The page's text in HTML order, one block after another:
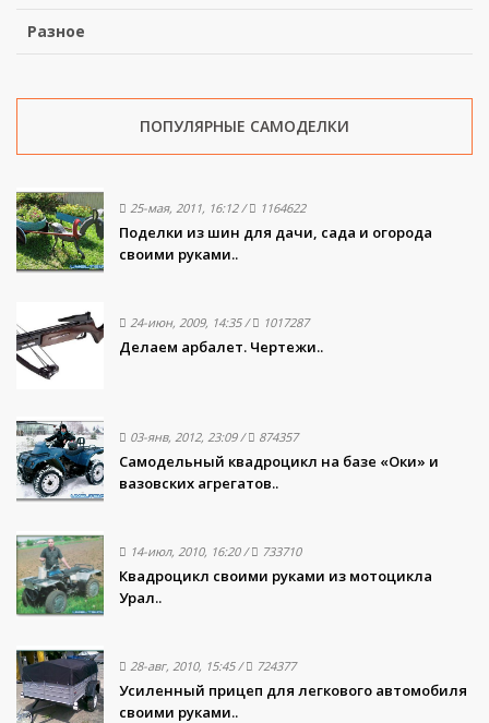
Разное
ПОПУЛЯРНЫЕ САМОДЕЛКИ
25-мая, 2011, 16:12/ 1164622
Поделки из шин для дачи, сада и огорода
своими руками..
24-июн, 2009, 14:35/ 1017287
Делаем арбалет. Чертежи..
03-янв, 2012, 23:09/ 874357
Самодельный квадроцикл на базе «Оки» и
вазовских агрегатов..
14-июл, 2010, 16:20/ 733710
Квадроцикл своими руками из мотоцикла
Урал..
28-авг, 2010, 15:45/ 724377
Усиленный прицеп для легкового автомобиля
своими руками..